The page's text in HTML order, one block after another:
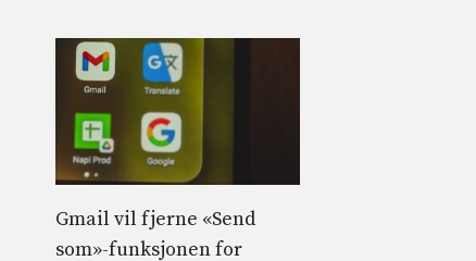
Gmail vil fjerne «Send
som»-funksjonen for